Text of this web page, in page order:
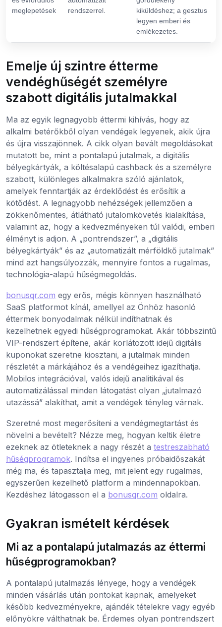
meglepetések
rendszerrel.
kiküldéshez; a gesztus
legyen emberi és
emlékezetes.
Emelje új szintre étterme
vendéghűségét személyre
szabott digitális jutalmakkal
Ma az egyik legnagyobb éttermi kihívás, hogy az
alkalmi betérőkből olyan vendégek legyenek, akik újra
és újra visszajönnek. A cikk olyan bevált megoldásokat
mutatott be, mint a pontalapú jutalmak, a digitális
bélyegkártyák, a költésalapú cashback és a személyre
szabott, különleges alkalmakra szóló ajánlatok,
amelyek fenntartják az érdeklődést és erősítik a
kötődést. A legnagyobb nehézségek jellemzően a
zökkenőmentes, átlátható jutalomkövetés kialakítása,
valamint az, hogy a kedvezményeken túl valódi, emberi
élményt is adjon. A „pontrendszer”, a „digitális
bélyegkártyák” és az „automatizált mérföldkő jutalmak”
mind azt hangsúlyozzák, mennyire fontos a rugalmas,
technológia-alapú hűségmegoldás.
bonusqr.com egy erős, mégis könnyen használható
SaaS platformot kínál, amellyel az Önhöz hasonló
éttermek bonyodalmak nélkül indíthatnak és
kezelhetnek egyedi hűségprogramokat. Akár többszintű
VIP-rendszert építene, akár korlátozott idejű digitális
kuponokat szeretne kiosztani, a jutalmak minden
részletét a márkájához és a vendégeihez igazíthatja.
Mobilos integrációval, valós idejű analitikával és
automatizálással minden látogatást olyan „jutalmazó
utazássá” alakíthat, amit a vendégek tényleg várnak.
Szeretné most megerősíteni a vendégmegtartást és
növelni a bevételt? Nézze meg, hogyan keltik életre
ezeknek az ötleteknek a nagy részét a testreszabható
hűségprogramok. Indítsa el ingyenes próbaidőszakát
még ma, és tapasztalja meg, mit jelent egy rugalmas,
egyszerűen kezelhető platform a mindennapokban.
Kezdéshez látogasson el a bonusqr.com oldalra.
Gyakran ismételt kérdések
Mi az a pontalapú jutalmazás az éttermi
hűségprogramokban?
A pontalapú jutalmazás lényege, hogy a vendégek
minden vásárlás után pontokat kapnak, amelyeket
később kedvezményekre, ajándék tételekre vagy egyéb
előnyökre válthatnak be. Érdemes olyan pontrendszert